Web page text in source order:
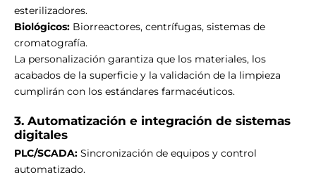
esterilizadores.
Biológicos: Biorreactores, centrífugas, sistemas de
cromatografía.
La personalización garantiza que los materiales, los
acabados de la superficie y la validación de la limpieza
cumplirán con los estándares farmacéuticos.
3. Automatización e integración de sistemas
digitales
PLC/SCADA: Sincronización de equipos y control
automatizado.